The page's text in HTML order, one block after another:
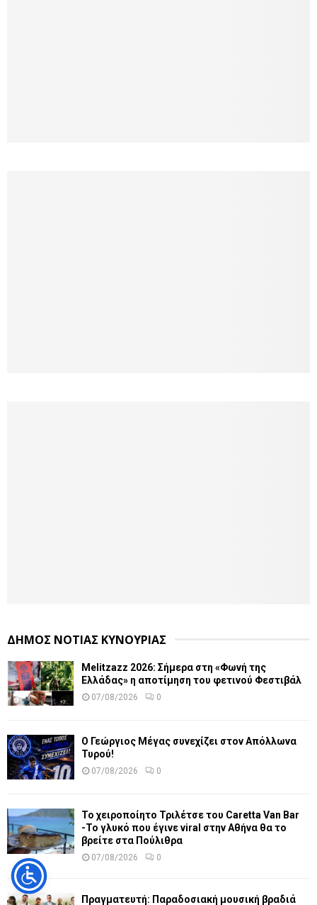
ΔΗΜΟΣ ΝΟΤΙΑΣ ΚΥΝΟΥΡΙΑΣ
Melitzazz 2026: Σήμερα στη «Φωνή της
Ελλάδας» η αποτίμηση του φετινού Φεστιβάλ
07/08/2026 0
Ο Γεώργιος Μέγας συνεχίζει στον Απόλλωνα
Τυρού!
07/08/2026 0
Το χειροποίητο Τριλέτσε του Caretta Van Bar
-Το γλυκό που έγινε viral στην Αθήνα θα το
βρείτε στα Πούλιθρα
07/08/2026 0
Πραγματευτή: Παραδοσιακή μουσική βραδιά